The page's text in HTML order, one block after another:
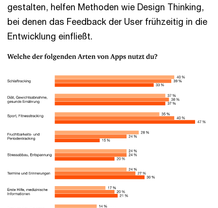
gestalten, helfen Methoden wie Design Thinking,
bei denen das Feedback der User frühzeitig in die
Entwicklung einfließt.